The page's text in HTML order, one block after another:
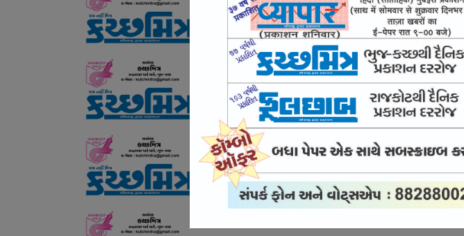
August 07, Fri, 2026
યુવાનો સાથે સંઘર્ષ નહીં પણ સંવાદની સુપ્રીમ સલાહ
August 07, Fri, 2026
ગરિમા ચૂકયા ઉદયનિધિ
August 06, Thu, 2026